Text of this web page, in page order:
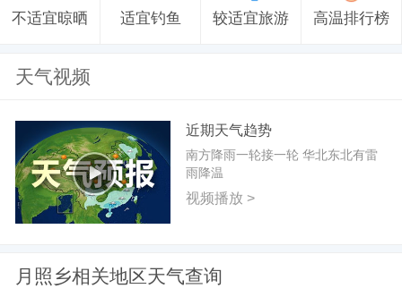
不适宜晾晒 适宜钓鱼 较适宜旅游 高温排行榜
天气视频
近期天气趋势
南方降雨一轮接一轮 华北东北有雷
雨降温
视频播放 >
月照乡相关地区天气查询